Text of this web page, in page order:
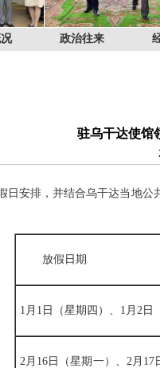
政治往来
驻乌干达使馆
日安排，并结合乌干达当地
放假日期
1月1日（星期四）、1月2日
2月16日（星期一）、2月